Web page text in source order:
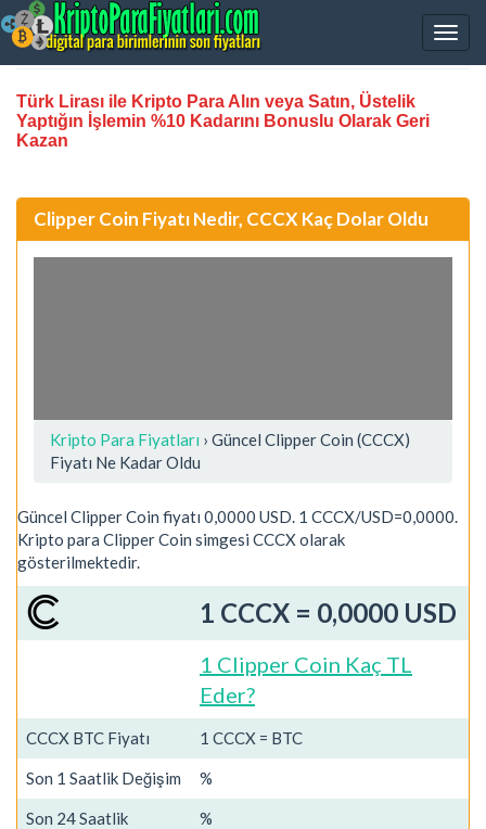
Türk Lirası ile Kripto Para Alın veya Satın, Üstelik
Yaptığın İşlemin %10 Kadarını Bonuslu Olarak Geri
Kazan
Clipper Coin Fiyatı Nedir, CCCX Kaç Dolar Oldu
Kripto Para Fiyatları › Güncel Clipper Coin (CCCX)
Fiyatı Ne Kadar Oldu
Güncel Clipper Coin fiyatı 0,0000 USD. 1 CCCX/USD=0,0000.
Kripto para Clipper Coin simgesi CCCX olarak
gösterilmektedir.
1 CCCX = 0,0000 USD
1 Clipper Coin Kaç TL
Eder?
CCCX BTC Fiyatı 1 CCCX = BTC
Son 1 Saatlik Değişim %
Son 24 Saatlik
%